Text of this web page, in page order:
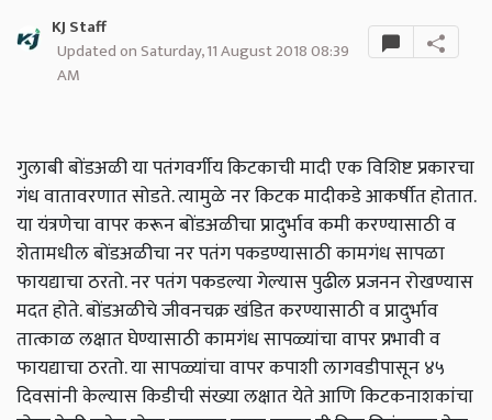
KJ Staff
Updated on Saturday, 11 August 2018 08:39
AM
गुलाबी बोंडअळी या पतंगवर्गीय किटकाची मादी एक विशिष्ट प्रकारचा
गंध वातावरणात सोडते. त्यामुळे नर किटक मादीकडे आकर्षीत होतात.
या यंत्रणेचा वापर करून बोंडअळीचा प्रादुर्भाव कमी करण्यासाठी व
शेतामधील बोंडअळीचा नर पतंग पकडण्यासाठी कामगंध सापळा
फायद्याचा ठरतो. नर पतंग पकडल्या गेल्यास पुढील प्रजनन रोखण्यास
मदत होते. बोंडअळीचे जीवनचक्र खंडित करण्यासाठी व प्रादुर्भाव
तात्काळ लक्षात घेण्यासाठी कामगंध सापळ्यांचा वापर प्रभावी व
फायद्याचा ठरतो. या सापळ्यांचा वापर कपाशी लागवडीपासून ४५
दिवसांनी केल्यास किडीची संख्या लक्षात येते आणि किटकनाशकांचा